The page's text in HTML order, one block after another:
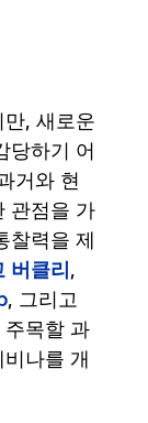
, 새로운
당하기 어
거와 현
관점을 가
찰력을 제
버클리,
, 그리고
주목할 과
나를 개